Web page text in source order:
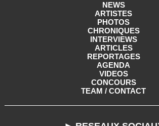
NEWS
ARTISTES
PHOTOS
CHRONIQUES
INTERVIEWS
ARTICLES
REPORTAGES
AGENDA
VIDEOS
CONCOURS
TEAM / CONTACT